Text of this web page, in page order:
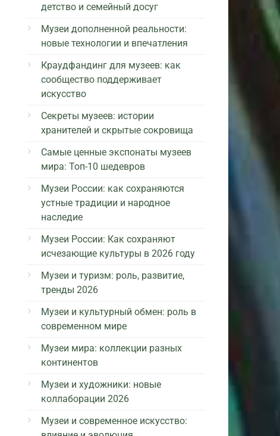
детство и семейный досуг
Музеи дополненной реальности:
новые технологии и впечатления
Краудфандинг для музеев: как
сообщество поддерживает
искусство
Секреты музеев: истории
хранителей и скрытые сокровища
Самые ценные экспонаты музеев
мира: Топ-10 шедевров
Музеи России: как сохраняются
устные традиции и народное
наследие
Музеи России: Как сохраняют
исчезающие культуры в 2026 году
Музеи и туризм: роль, развитие,
тренды 2026
Музеи и культурный обмен: роль в
современном мире
Музеи мира: коллекции разных
континентов
Музеи и художники: новые
коллаборации 2026
Музеи и современное искусство: